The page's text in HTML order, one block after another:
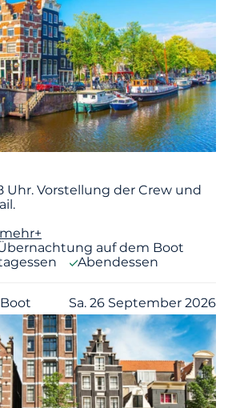
Uhr. Vorstellung der Crew und
mehr+
auf dem Boot
Abendessen
Sa. 26 September 2026